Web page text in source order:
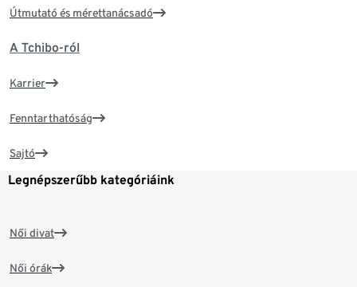
Útmutató és mérettanácsadó
A Tchibo-ról
Karrier
Fenntarthatóság
Sajtó
Legnépszerűbb kategóriáink
Női divat
Női órák